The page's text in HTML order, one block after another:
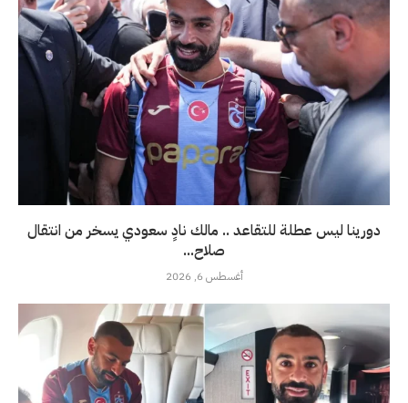
دورينا ليس عطلة للتقاعد .. مالك نادٍ سعودي يسخر من انتقال
صلاح...
أغسطس 6, 2026